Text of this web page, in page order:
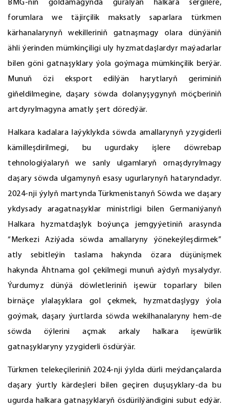
BMG-niň goldamagynda guralýan halkara sergilere,
forumlara we täjirçilik maksatly saparlara türkmen
kärhanalarynyň wekilleriniň gatnaşmagy olara dünýäniň
ähli ýerinden mümkinçiligi uly hyzmatdaşlardyr maýadarlar
bilen göni gatnaşyklary ýola goýmaga mümkinçilik berýär.
Munuň özi eksport edilýän harytlaryň geriminiň
giňeldilmegine, daşary söwda dolanyşygynyň möçberiniň
artdyrylmagyna amatly şert döredýär.
Halkara kadalara laýyklykda söwda amallarynyň yzygiderli
kämilleşdirilmegi, bu ugurdaky işlere döwrebap
tehnologiýalaryň we sanly ulgamlaryň ornaşdyrylmagy
daşary söwda ulgamynyň esasy ugurlarynyň hataryndadyr.
2024-nji ýylyň martynda Türkmenistanyň Söwda we daşary
ykdysady aragatnaşyklar ministrligi bilen Germaniýanyň
Halkara hyzmatdaşlyk boýunça jemgyýetiniň arasynda
“Merkezi Aziýada söwda amallaryny ýönekeýleşdirmek”
atly sebitleýin taslama hakynda özara düşünişmek
hakynda Ähtnama gol çekilmegi munuň aýdyň mysalydyr.
Ýurdumyz dünýä döwletleriniň işewür toparlary bilen
birnäçe ylalaşyklara gol çekmek, hyzmatdaşlygy ýola
goýmak, daşary ýurtlarda söwda wekilhanalaryny hem-de
söwda öýlerini açmak arkaly halkara işewürlik
gatnaşyklaryny yzygiderli ösdürýär.
Türkmen telekeçileriniň 2024-nji ýylda dürli meýdançalarda
daşary ýurtly kärdeşleri bilen geçiren duşuşyklary-da bu
ugurda halkara gatnaşyklaryň ösdürilýändigini subut edýär.